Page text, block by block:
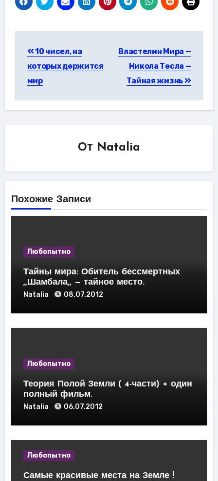
по
записям
10 чисел, на
которых держится
мир
Властелин Мира —
Никола Тесла —
Тайная жизнь
От Natalia
Похожие Записи
Любопытно
Тайны мира: Обитель бессмертных
,,Шамбала,, — тайное место.
Natalia 08.07.2012
Любопытно
Теория Полой Земли ( 4-части) + один
полный фильм.
Natalia 06.07.2012
Любопытно
Самые красивые места на Земле !